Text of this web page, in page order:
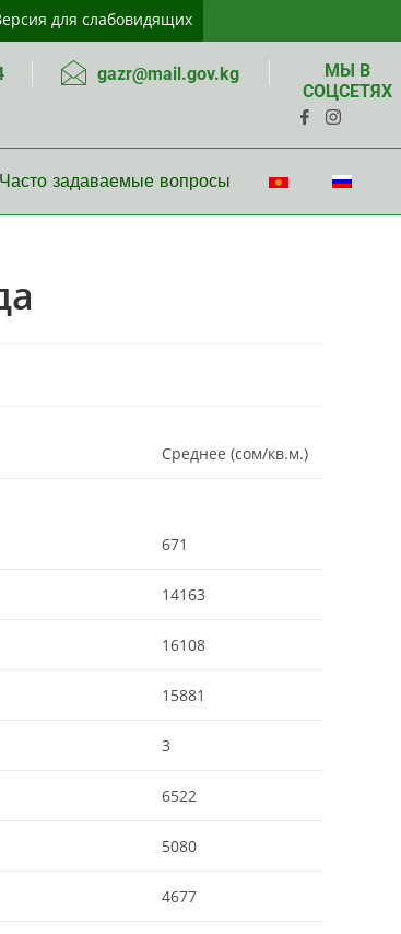
для слабовидящих
gazr@mail.gov.kg
МЫ В
СОЦСЕТЯХ
Часто задаваемые вопросы
Среднее (сом/кв.м.)
671
14163
16108
15881
3
6522
5080
4677